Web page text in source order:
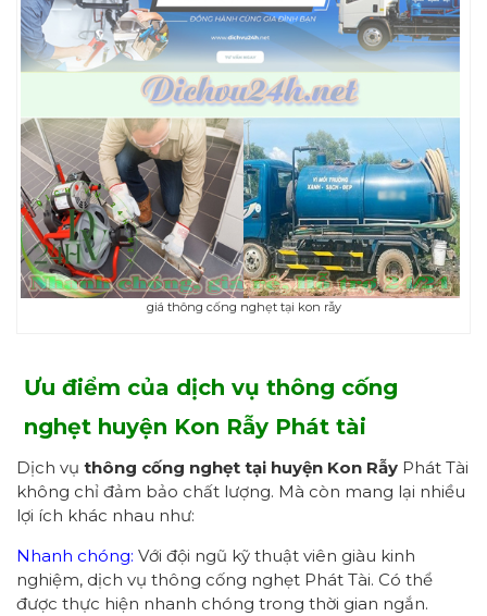
giá thông cống nghẹt tại kon rẫy
Ưu điểm của dịch vụ thông cống
nghẹt huyện Kon Rẫy Phát tài
Dịch vụ thông cống nghẹt tại huyện Kon Rẫy Phát Tài
không chỉ đảm bảo chất lượng. Mà còn mang lại nhiều
lợi ích khác nhau như:
Nhanh chóng: Với đội ngũ kỹ thuật viên giàu kinh
nghiệm, dịch vụ thông cống nghẹt Phát Tài. Có thể
được thực hiện nhanh chóng trong thời gian ngắn.